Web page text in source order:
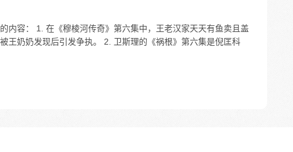
内容： 1. 在《穆棱河传奇》第六集中，王老汉家天天有鱼卖且盖
王奶奶发现后引发争执。 2. 卫斯理的《祸根》第六集是倪匡科